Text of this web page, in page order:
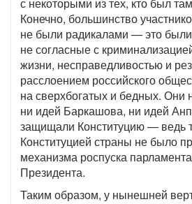
Конечно, большинство
не были радикалами — это
не согласные с
жизни, несправедливостью и
расслоением российского
на сверхбогатых и бедных. Они
ни идей Баркашова, ни идей
защищали Конституцию — ведь
Конституцией страны не было
механизма роспуска
Президента.
Таким образом, у нынешней